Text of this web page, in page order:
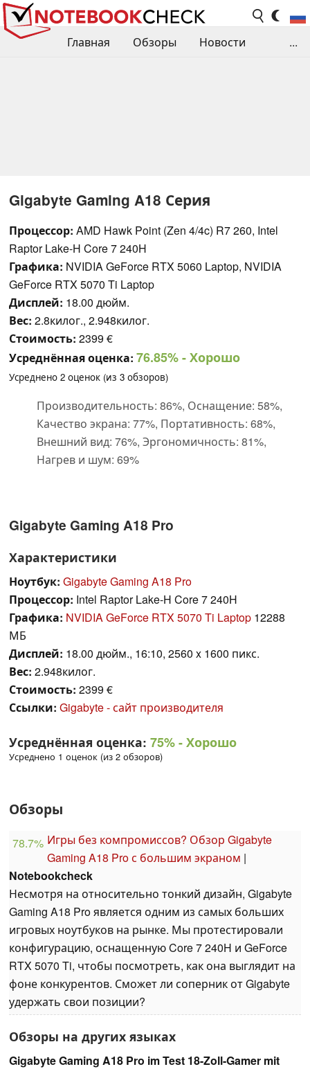
Главная Обзоры
Новости
...
Gigabyte Gaming A18 Серия
Процессор: AMD Hawk Point (Zen 4/4c) R7 260, Intel
Raptor Lake-H Core 7 240H
Графика: NVIDIA GeForce RTX 5060 Laptop, NVIDIA
GeForce RTX 5070 Ti Laptop
Дисплей: 18.00 дюйм.
Вес: 2.8килог., 2.948килог.
Стоимость: 2399 €
Усреднённая оценка: 76.85%- Хорошо
Усреднено 2 оценок (из 3 обзоров)
Производительность: 86%, Оснащение: 58%,
Качество экрана: 77%, Портативность: 68%,
Внешний вид: 76%, Эргономичность: 81%,
Нагрев и шум: 69%
Gigabyte Gaming A18 Pro
Характеристики
Ноутбук: Gigabyte Gaming A18 Pro
Процессор: Intel Raptor Lake-H Core 7 240H
Графика: NVIDIA GeForce RTX 5070 Ti Laptop 12288
МБ
Дисплей: 18.00 дюйм., 16:10, 2560 x 1600 пикс.
Вес: 2.948килог.
Стоимость: 2399 €
Ссылки: Gigabyte - сайт производителя
Усреднённая оценка: 75%- Хорошо
Усреднено 1 оценок (из 2 обзоров)
Обзоры
78.7% Игры без компромиссов? Обзор Gigabyte
Gaming A18 Pro с большим экраном |
Notebookcheck
Несмотря на относительно тонкий дизайн, Gigabyte
Gaming A18 Pro является одним из самых больших
игровых ноутбуков на рынке. Мы протестировали
конфигурацию, оснащенную Core 7 240H и GeForce
RTX 5070 Ti, чтобы посмотреть, как она выглядит на
фоне конкурентов. Сможет ли соперник от Gigabyte
удержать свои позиции?
Обзоры на других языках
Gigabyte Gaming A18 Pro im Test 18-Zoll-Gamer mit